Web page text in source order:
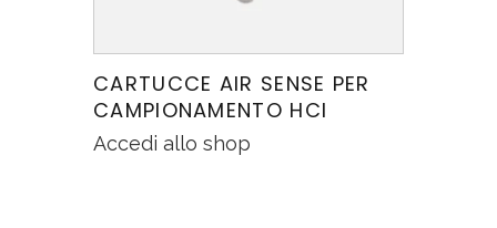
CARTUCCE AIR SENSE PER
CAMPIONAMENTO HCI
Accedi allo shop